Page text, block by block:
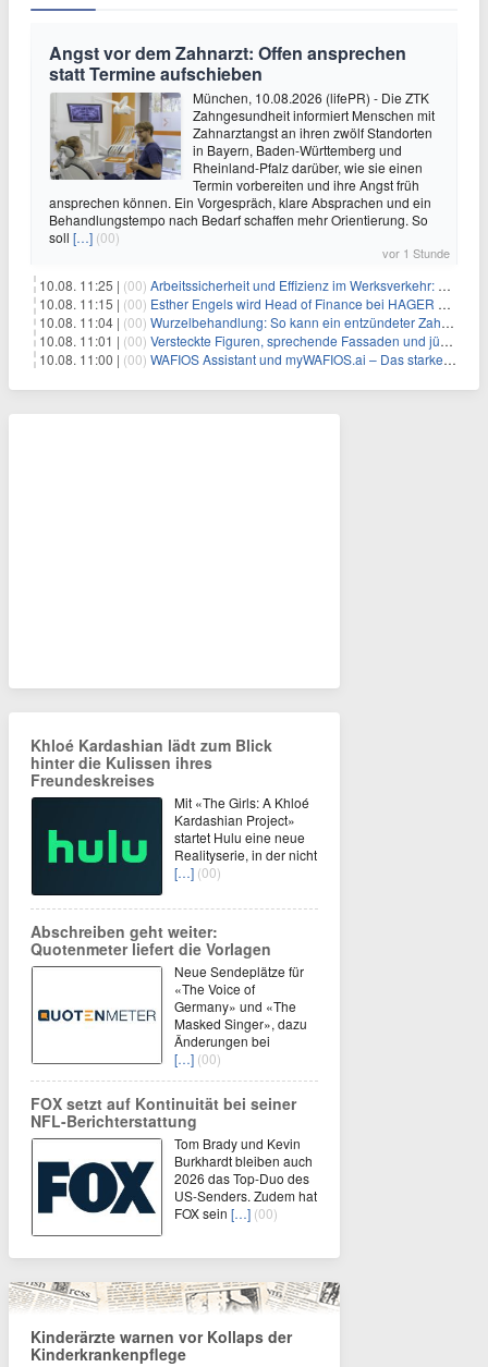
Angst vor dem Zahnarzt: Offen ansprechen
statt Termine aufschieben
München, 10.08.2026 (lifePR) - Die ZTK
Zahngesundheit informiert Menschen mit
Zahnarztangst an ihren zwölf Standorten
in Bayern, Baden-Württemberg und
Rheinland-Pfalz darüber, wie sie einen
Termin vorbereiten und ihre Angst früh
ansprechen können. Ein Vorgespräch, klare Absprachen und ein
Behandlungstempo nach Bedarf schaffen mehr Orientierung. So
soll […] (00)
vor 1 Stunde
10.08. 11:25 | (00) Arbeitssicherheit und Effizienz im Werksverkehr: Fahrzeugkonstruktion, Assistenzsysteme und Telematik im Zusammenspiel
10.08. 11:15 | (00) Esther Engels wird Head of Finance bei HAGER Executive Consulting – Verstärkung für Finance und strategische Unternehmensentwicklung
10.08. 11:04 | (00) Wurzelbehandlung: So kann ein entzündeter Zahn erhalten bleiben
10.08. 11:01 | (00) Versteckte Figuren, sprechende Fassaden und jüdische Stadtgeschichte entdecken: Stadtführungen im September in Konstanz
10.08. 11:00 | (00) WAFIOS Assistant und myWAFIOS.ai – Das starke Duo gegen den Fachkräftemangel
Khloé Kardashian lädt zum Blick
hinter die Kulissen ihres
Freundeskreises
Mit «The Girls: A Khloé
Kardashian Project»
startet Hulu eine neue
Realityserie, in der nicht
[…] (00)
Abschreiben geht weiter:
Quotenmeter liefert die Vorlagen
Neue Sendeplätze für
«The Voice of
Germany» und «The
Masked Singer», dazu
Änderungen bei
[…] (00)
FOX setzt auf Kontinuität bei seiner
NFL-Berichterstattung
Tom Brady und Kevin
Burkhardt bleiben auch
2026 das Top-Duo des
US-Senders. Zudem hat
FOX sein […] (00)
Kinderärzte warnen vor Kollaps der
Kinderkrankenpflege